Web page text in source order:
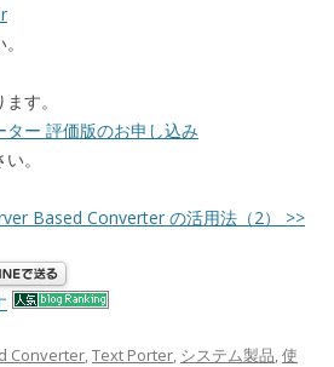
す。
ー 評価版のお申し込み
。
Based Converter の活用法（2） >>
Converter,Text Porter, システム製品,使